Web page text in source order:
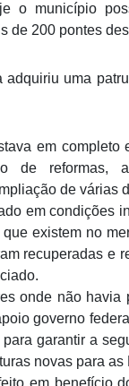
o município
de 200 pontes
adquiriu uma
em
de
de várias
em condições
existem no
recuperadas e
onde não
governo
garantir a
novas para